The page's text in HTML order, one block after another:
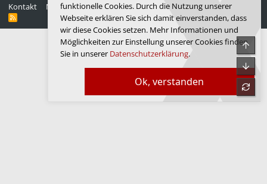
Kontakt
Nutzungsbedingungen Datenschutz Hilfe Startseite
R
Ok, verstanden
funktionelle Cookies. Durch die Nutzung unserer
Webseite erklären Sie sich damit einverstanden, dass
wir diese Cookies setzen. Mehr Informationen und
Möglichkeiten zur Einstellung unserer Cookies finden
Sie in unserer Datenschutzerklärung.